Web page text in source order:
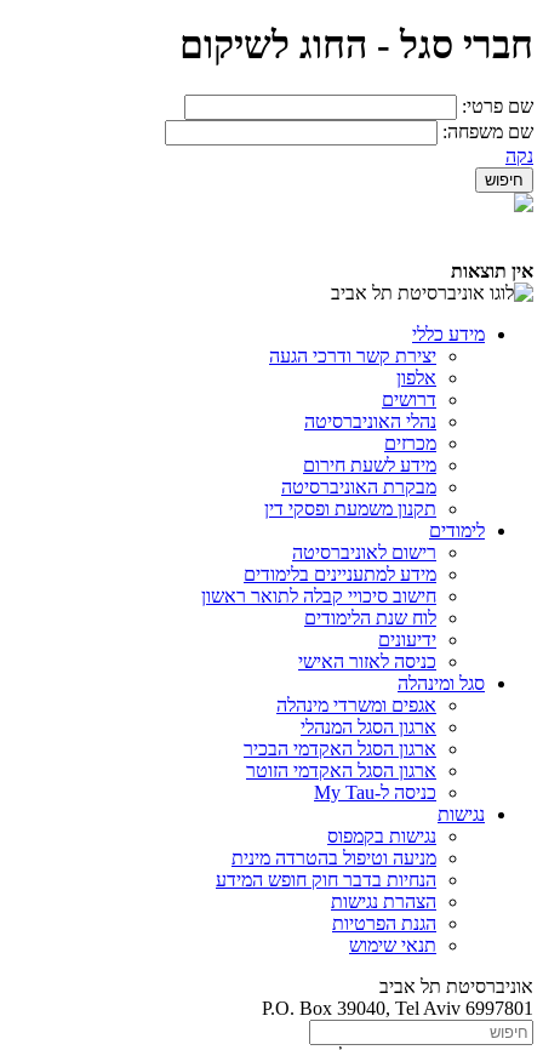
חברי סגל - החוג לשיקום
שם פרטי:
שם משפחה:
נקה
אין תוצאות
מידע כללי
יצירת קשר ודרכי הגעה
אלפון
דרושים
נהלי האוניברסיטה
מכרזים
מידע לשעת חירום
מבקרת האוניברסיטה
תקנון משמעת ופסקי דין
לימודים
רישום לאוניברסיטה
מידע למתעניינים בלימודים
חישוב סיכויי קבלה לתואר ראשון
לוח שנת הלימודים
ידיעונים
כניסה לאזור האישי
סגל ומינהלה
אגפים ומשרדי מינהלה
ארגון הסגל המנהלי
ארגון הסגל האקדמי הבכיר
ארגון הסגל האקדמי הזוטר
כניסה ל-My Tau
נגישות
נגישות בקמפוס
מניעה וטיפול בהטרדה מינית
הנחיות בדבר חוק חופש המידע
הצהרת נגישות
הגנת הפרטיות
תנאי שימוש
אוניברסיטת תל אביב
P.O. Box 39040, Tel Aviv 6997801